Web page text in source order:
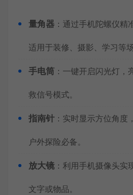
量角器 ：通过手机陀螺仪精
适用于装修、摄影、学习等场
手电筒 ：一键开启闪光灯，
救信号模式。
指南针 ：实时显示方位角度
户外探险必备。
放大镜 ：利用手机摄像头
文字或物品。